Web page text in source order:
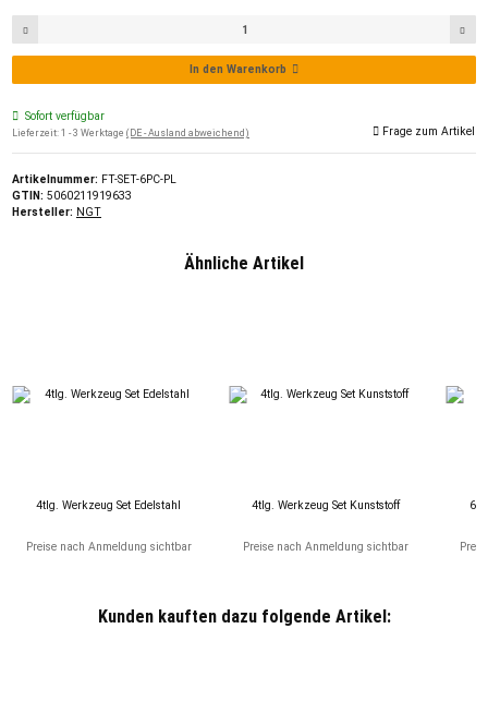
In den Warenkorb
Sofort verfügbar
Lieferzeit: 1 - 3 Werktage (DE - Ausland abweichend) Frage zum Artikel
Artikelnummer: FT-SET-6PC-PL
GTIN: 5060211919633
Hersteller: NGT
Ähnliche Artikel
4tlg. Werkzeug Set Edelstahl
Preise nach Anmeldung sichtbar
4tlg. Werkzeug Set Kunststoff
Preise nach Anmeldung sichtbar
Kunden kauften dazu folgende Artikel: